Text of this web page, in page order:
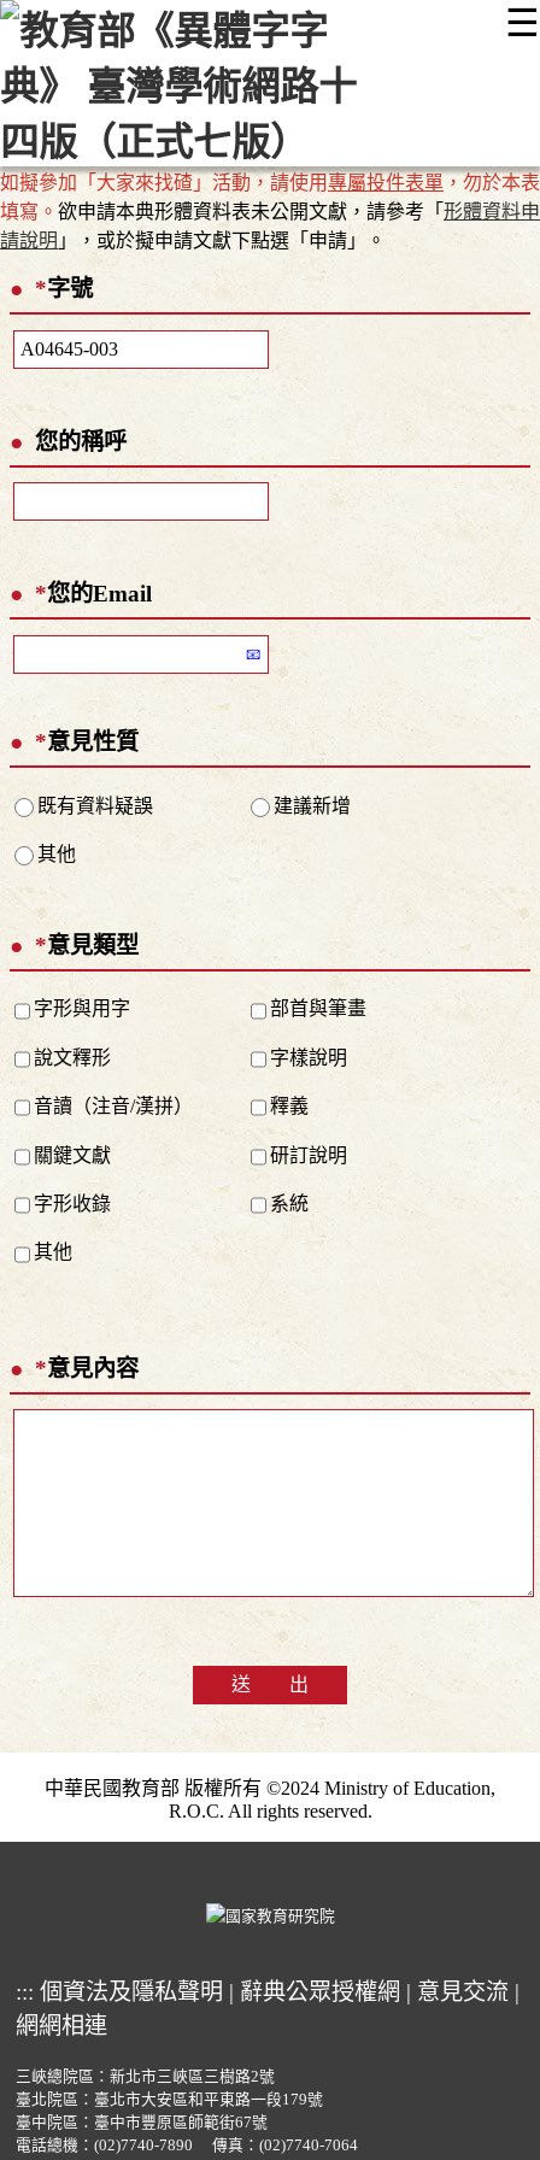
☰
::: 最新消息 常見問題 編輯說明
顯示模式
網站導覽
如擬參加「大家來找碴」活動，請使用專屬投件表單 ，勿於本表
填寫。 欲申請本典形體資料表未公開文獻，請參考「 形體資料申
請說明 」，或於擬申請文獻下點選「申請」。
*字號
您的稱呼
*您的Email
*意見性質
既有資料疑誤 建議新增
其他
*意見類型
字形與用字 部首與筆畫
說文釋形 字樣說明
音讀（注音/漢拼） 釋義
關鍵文獻 研訂說明
字形收錄 系統
其他
*意見內容
送 出
中華民國教育部 版權所有 ©2024 Ministry of Education,
R.O.C. All rights reserved.
::: 個資法及隱私聲明 | 辭典公眾授權網 | 意見交流 |
網網相連
三峽總院區：新北市三峽區三樹路2號
臺北院區：臺北市大安區和平東路一段179號
臺中院區：臺中市豐原區師範街67號
電話總機： (02)7740-7890 傳真：(02)7740-7064